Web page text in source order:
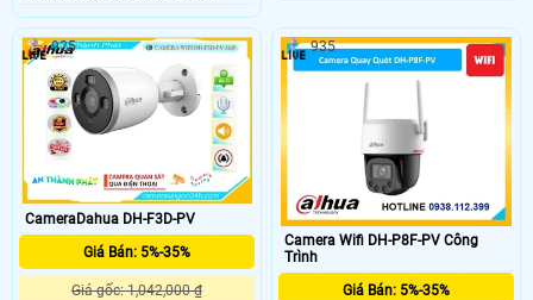
CameraDahua DH-F3D-PV
Giá Bán: 5%-35%
Giá gốc: 1,042,000 ₫
925
Camera Wifi DH-P8F-PV Công
Trình
Giá Bán: 5%-35%
935